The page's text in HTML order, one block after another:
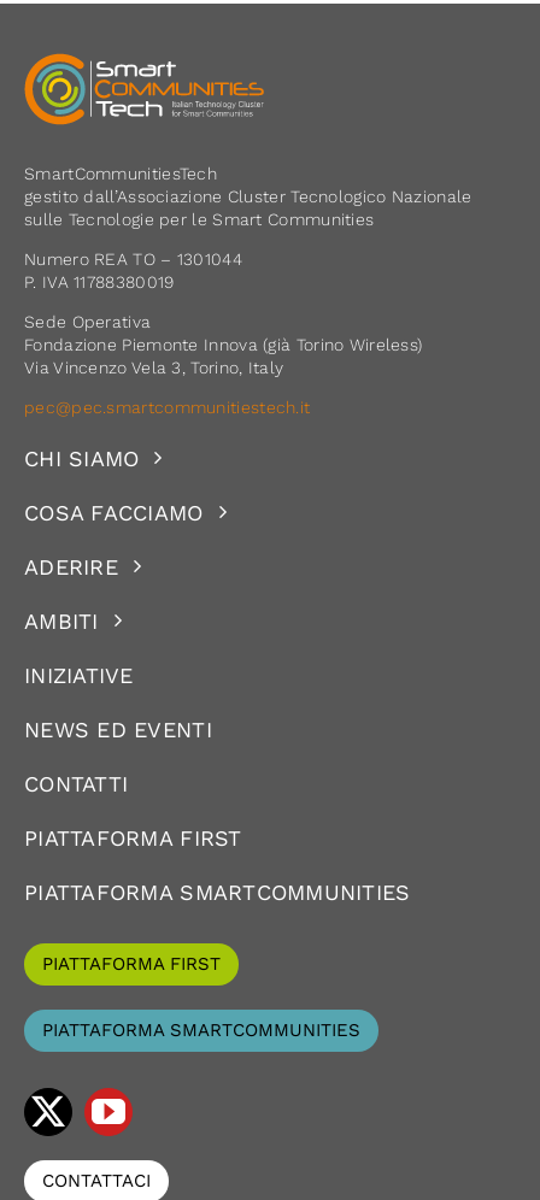
SmartCommunitiesTech
gestito dall’Associazione Cluster Tecnologico Nazionale
sulle Tecnologie per le Smart Communities
Numero REA TO – 1301044
P. IVA 11788380019
Sede Operativa
Fondazione Piemonte Innova (già Torino Wireless)
Via Vincenzo Vela 3, Torino, Italy
pec@pec.smartcommunitiestech.it
CHI SIAMO
COSA FACCIAMO
ADERIRE
AMBITI
INIZIATIVE
NEWS ED EVENTI
CONTATTI
PIATTAFORMA FIRST
PIATTAFORMA SMARTCOMMUNITIES
PIATTAFORMA FIRST
PIATTAFORMA SMARTCOMMUNITIES
CONTATTACI